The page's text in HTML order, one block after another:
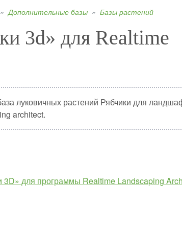
Дополнительные базы Базы растений
3d» для Realtime
луковичных растений Рябчики для
architect.
3D» для программы Realtime Landscaping